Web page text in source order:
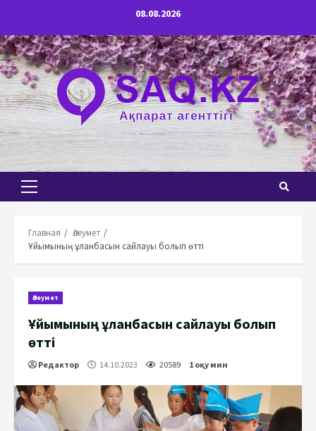
содержимому
08.08.2026
Основное
Главная
Әлеумет
Ұйымының ұланбасын сайлауы болып өтті
Әлеумет
Ұйымының ұланбасын сайлауы болып
өтті
Редактор 14.10.2023 20589 1 оқу мин